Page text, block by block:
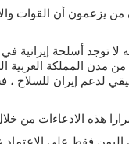
يزعمون أن القوات
توجد أسلحة إيرانية في
مدن المملكة العربية
لدعم إيران للسلاح